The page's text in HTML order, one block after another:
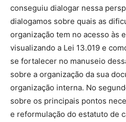
conseguiu dialogar nessa
dialogamos sobre quais as
organização tem no acesso às
visualizando a Lei 13.019 e
se fortalecer no manuseio
sobre a organização da sua
organização interna. No
sobre os principais pontos
e reformulação do estatuto de